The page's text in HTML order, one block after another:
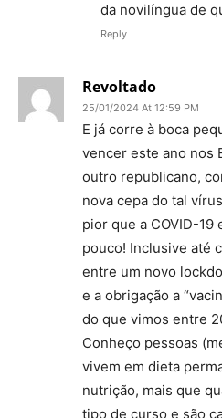
da novilíngua de
Reply
Revoltado
25/01/2024 At 12:59 PM
E já corre à boca
vencer este ano nos
outro republicano,
nova cepa do tal
pior que a COVID-19
pouco! Inclusive até
entre um novo
e a obrigação a
do que vimos entre
Conheço pessoas
vivem em dieta
nutrição, mais que
tipo de curso e são